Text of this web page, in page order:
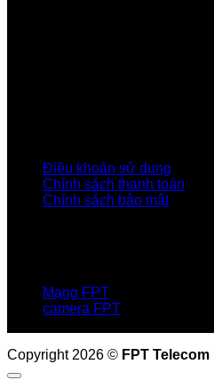
Điều khoản sử dụng
Chính sách thanh toán
Chính sách bảo mật
Mạng FPT
camera FPT
Copyright 2026 © FPT Telecom